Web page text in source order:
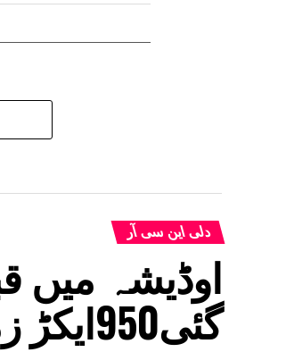
دلی این سی آر
اوڈیشہ میں
گئی950ایکڑ زمین :سنجے سنگھ